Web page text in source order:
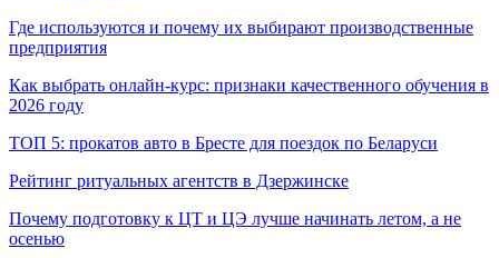
Где используются и почему их выбирают производственные
предприятия
Как выбрать онлайн-курс: признаки качественного обучения в
2026 году
ТОП 5: прокатов авто в Бресте для поездок по Беларуси
Рейтинг ритуальных агентств в Дзержинске
Почему подготовку к ЦТ и ЦЭ лучше начинать летом, а не
осенью